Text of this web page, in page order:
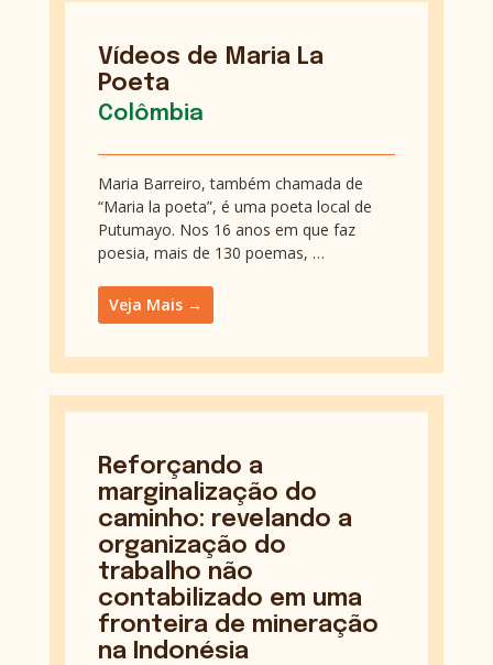
Vídeos de Maria La
Poeta
Colômbia
Maria Barreiro, também chamada de
“Maria la poeta”, é uma poeta local de
Putumayo. Nos 16 anos em que faz
poesia, mais de 130 poemas, …
Veja Mais →
Reforçando a
marginalização do
caminho: revelando a
organização do
trabalho não
contabilizado em uma
fronteira de mineração
na Indonésia